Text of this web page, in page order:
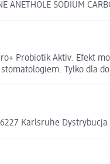
ANETHOLE SODIUM
Probiotik Aktiv. Efekt
Tylko dla
Karlsruhe